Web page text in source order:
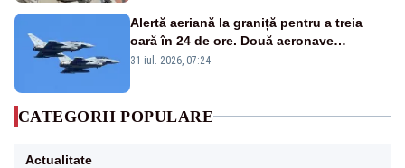
Alertă aeriană la graniță pentru a treia
oară în 24 de ore. Două aeronave
Eurofighter britanice au fost ridicate de la
31 iul. 2026, 07:24
CATEGORII POPULARE
Actualitate